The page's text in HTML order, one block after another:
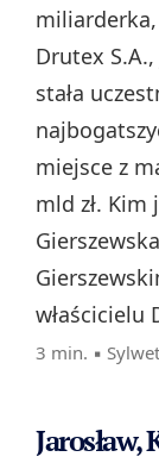
Drutex
stała
miejsce z
mld zł. Kim
właścicielu
3 min. ▪